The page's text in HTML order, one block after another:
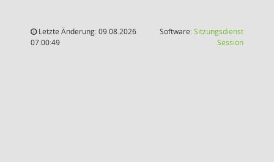
Letzte Änderung: 09.08.2026
07:00:49
Software:Sitzungsdienst
Session(Wird in